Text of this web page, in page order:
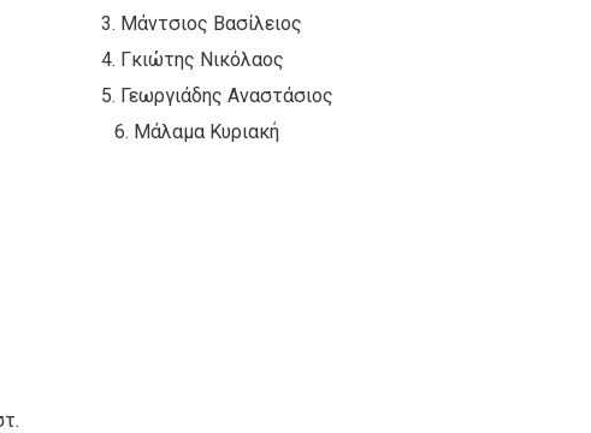
Μάντσιος Βασίλειος
4. Γκιώτης Νικόλαος
Αναστάσιος
6. Μάλαμα Κυριακή